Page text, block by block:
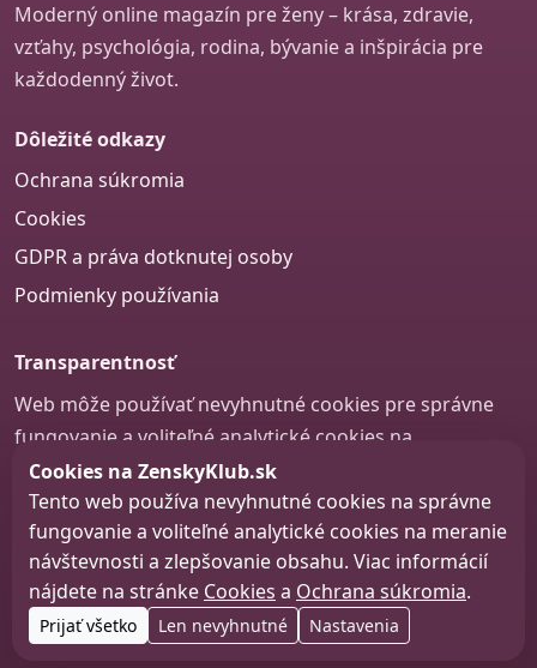
Moderný online magazín pre ženy – krása, zdravie,
vzťahy, psychológia, rodina, bývanie a inšpirácia pre
každodenný život.
Dôležité odkazy
Ochrana súkromia
Cookies
GDPR a práva dotknutej osoby
Podmienky používania
Transparentnosť
Web môže používať nevyhnutné cookies pre správne
fungovanie a voliteľné analytické cookies na
zlepšovanie obsahu a používateľskej skúsenosti.
Nastavenie cookies
© 2026 zenskyklub.sk
Web design, tvorba webu a SEO –Consultee, s.r.o.
Cookies na ZenskyKlub.sk
Tento web používa nevyhnutné cookies na správne
fungovanie a voliteľné analytické cookies na meranie
návštevnosti a zlepšovanie obsahu. Viac informácií
nájdete na stránke Cookies a Ochrana súkromia.
Prijať všetko Len nevyhnutné Nastavenia